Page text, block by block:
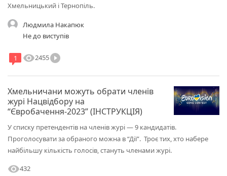
Хмельницький і Тернопіль.
Людмила Накапюк
Не до виступів
1 visibility2455play_circle_filled
Хмельничани можуть обрати членів
журі Нацвідбору на
“Євробачення-2023” (ІНСТРУКЦІЯ)
У списку претендентів на членів журі — 9 кандидатів.
Проголосувати за обраного можна в “Дії”. Троє тих, хто набере
найбільшу кількість голосів, стануть членами журі.
visibility432